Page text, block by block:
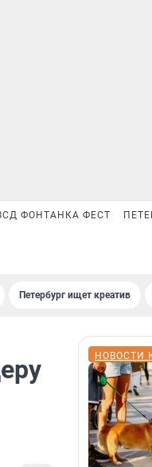
ФОНТАНКА ФЕСТ
Петербург ищет креатив
НОВОСТИ